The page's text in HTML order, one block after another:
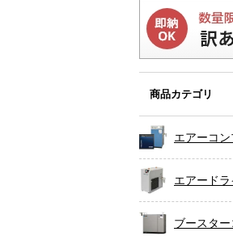
商品カテゴリ
エアーコ
エアードラ
ブースタ